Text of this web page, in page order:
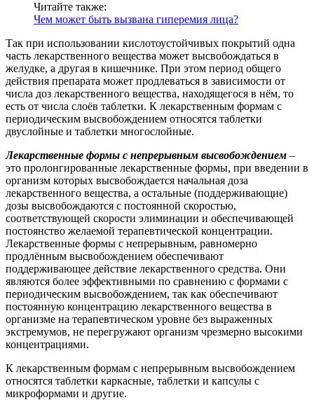
Читайте также:
Чем может быть вызвана гиперемия лица?
Так при использовании кислотоустойчивых покрытий одна
часть лекарственного вещества может высвобождаться в
желудке, а другая в кишечнике. При этом период общего
действия препарата может продлеваться в зависимости от
числа доз лекарственного вещества, находящегося в нём, то
есть от числа слоёв таблетки. К лекарственным формам с
периодическим высвобождением относятся таблетки
двуслойные и таблетки многослойные.
Лекарственные формы с непрерывным высвобождением –
это пролонгированные лекарственные формы, при введении в
организм которых высвобождается начальная доза
лекарственного вещества, а остальные (поддерживающие)
дозы высвобождаются с постоянной скоростью,
соответствующей скорости элиминации и обеспечивающей
постоянство желаемой терапевтической концентрации.
Лекарственные формы с непрерывным, равномерно
продлённым высвобождением обеспечивают
поддерживающее действие лекарственного средства. Они
являются более эффективными по сравнению с формами с
периодическим высвобождением, так как обеспечивают
постоянную концентрацию лекарственного вещества в
организме на терапевтическом уровне без выраженных
экстремумов, не перегружают организм чрезмерно высокими
концентрациями.
К лекарственным формам с непрерывным высвобождением
относятся таблетки каркасные, таблетки и капсулы с
микроформами и другие.